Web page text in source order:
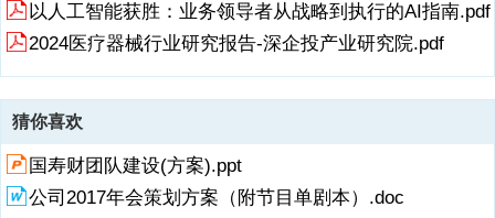
以人工智能获胜：业务领导者从战略到执行的AI指南.pdf
2024医疗器械行业研究报告-深企投产业研究院.pdf
猜你喜欢
国寿财团队建设(方案).ppt
公司2017年会策划方案（附节目单剧本）.doc